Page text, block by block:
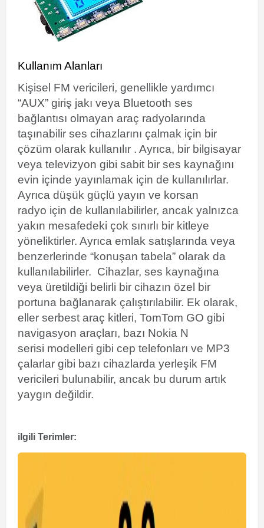
Kullanım Alanları
Kişisel FM vericileri, genellikle yardımcı
“AUX” giriş jakı veya Bluetooth ses
bağlantısı olmayan araç radyolarında
taşınabilir ses cihazlarını çalmak için bir
çözüm olarak kullanılır . Ayrıca, bir bilgisayar
veya televizyon gibi sabit bir ses kaynağını
evin içinde yayınlamak için de kullanılırlar.
Ayrıca düşük güçlü yayın ve korsan
radyo için de kullanılabilirler, ancak yalnızca
yakın mesafedeki çok sınırlı bir kitleye
yöneliktirler. Ayrıca emlak satışlarında veya
benzerlerinde “konuşan tabela” olarak da
kullanılabilirler. Cihazlar, ses kaynağına
veya üretildiği belirli bir cihazın özel bir
portuna bağlanarak çalıştırılabilir. Ek olarak,
eller serbest araç kitleri, TomTom GO gibi
navigasyon araçları, bazı Nokia N
serisi modelleri gibi cep telefonları ve MP3
çalarlar gibi bazı cihazlarda yerleşik FM
vericileri bulunabilir, ancak bu durum artık
yaygın değildir.
ilgili Terimler: